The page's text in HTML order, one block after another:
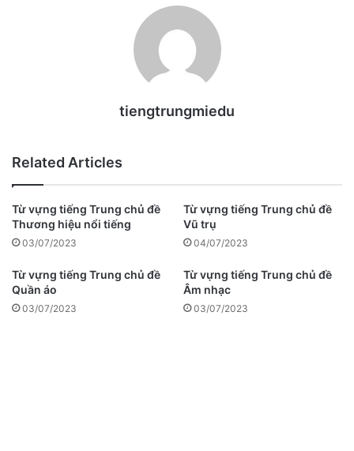
tiengtrungmiedu
Related Articles
Từ vựng tiếng Trung chủ đề
Thương hiệu nổi tiếng
03/07/2023
Từ vựng tiếng Trung chủ đề
Vũ trụ
04/07/2023
Từ vựng tiếng Trung chủ đề
Quần áo
03/07/2023
Từ vựng tiếng Trung chủ đề
Âm nhạc
03/07/2023